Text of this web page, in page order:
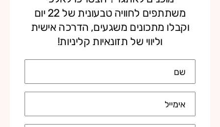
משתתפים לחוויה טבעונית של 22 יום
וקבלו מתכונים משגעים, הדרכה אישית
וליווי של תזונאיות קליניות!
שם
אימייל